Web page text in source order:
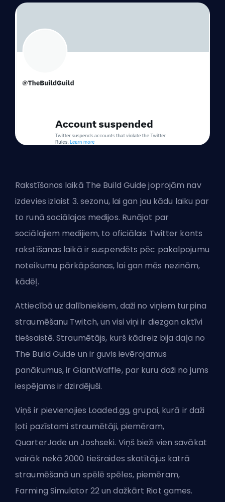
Rakstīšanas laikā The Build Guide joprojām nav
izdevies izlaist 3. sezonu, lai gan jau kādu laiku par
to runā sociālajos medijos. Runājot par
sociālajiem medijiem, to oficiālais Twitter konts
rakstīšanas laikā ir suspendēts pēc pakalpojumu
noteikumu pārkāpšanas, lai gan mēs nezinām,
kādēļ.
Attiecībā uz dalībniekiem, daži no viņiem turpina
straumēšanu Twitch, un visi viņi ir diezgan aktīvi
tiešsaistē. Straumētājs, kurš kādreiz bija daļa no
The Build Guide un ir guvis ievērojamus
panākumus, irGiantWaffle, par kuru daži no jums
iespējams ir dzirdējuši.
Viņš ir pievienojies Loaded.gg, grupai, kurā ir daži
ļoti pazīstami straumētāji, piemēram,
QuarterJade un Joshseki. Viņš bieži vien savākat
vairāk nekā 2000 tiešraides skatītājus katrā
straumēšanā un spēlē spēles, piemēram,
Farming Simulator 22 un dažkārt Riot games.